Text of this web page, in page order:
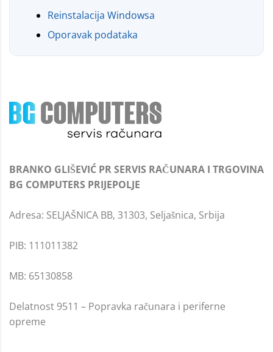
Reinstalacija Windowsa
Oporavak podataka
BRANKO GLIŠEVIĆ PR SERVIS RAČUNARA I TRGOVINA
BG COMPUTERS PRIJEPOLJE
Adresa: SELJAŠNICA BB, 31303, Seljašnica, Srbija
PIB: 111011382
MB: 65130858
Delatnost 9511 – Popravka računara i periferne
opreme